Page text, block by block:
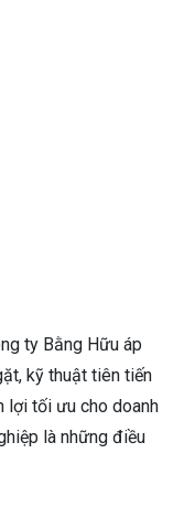
ty Bằng Hữu áp
kỹ thuật tiên tiến
lợi tối ưu cho doanh
là những điều